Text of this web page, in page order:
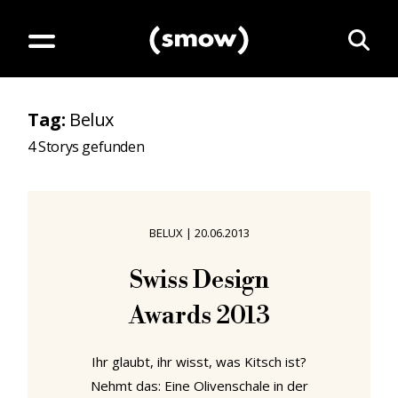
Tag: Belux
4Storys gefunden
BELUX| 20.06.2013
Swiss Design
Awards 2013
Ihr glaubt, ihr wisst, was Kitsch ist?
Nehmt das: Eine Olivenschale in der